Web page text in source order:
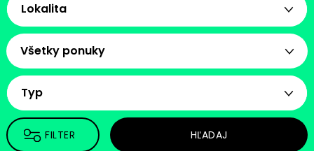
Lokalita
Všetky ponuky
Typ
FILTER HĽADAJ